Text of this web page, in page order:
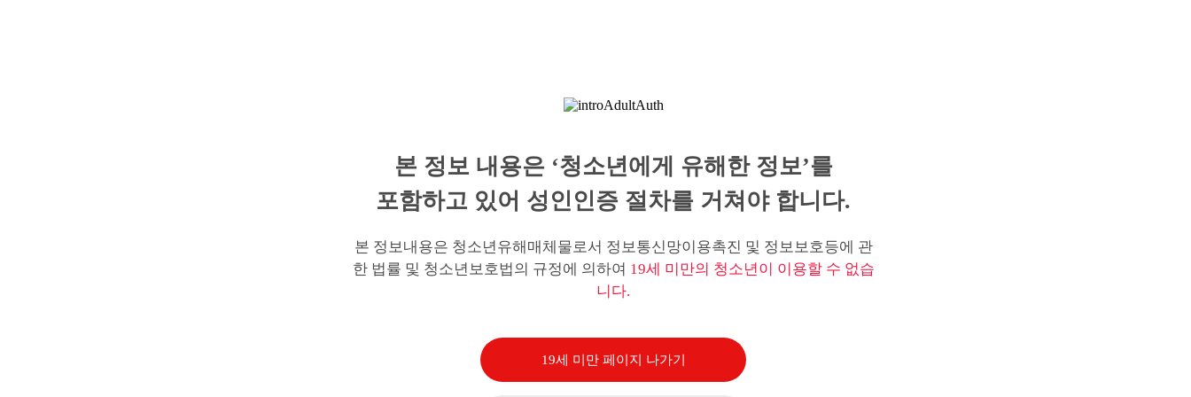
본 정보 내용은 ‘청소년에게 유해한 정보’를
포함하고 있어 성인인증 절차를 거쳐야 합니다.
본 정보내용은 청소년유해매체물로서 정보통신망이용촉진 및 정보보호등에 관
한 법률 및 청소년보호법의 규정에 의하여 19세 미만의 청소년이 이용할 수 없습
니다.
19세 미만 페이지 나가기